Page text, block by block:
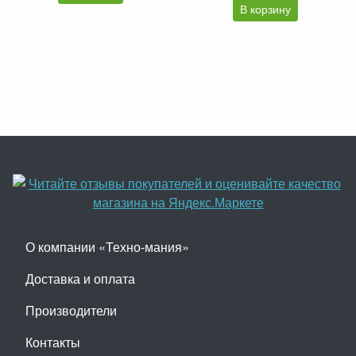
В корзину
О компании «Техно-мания»
Доставка и оплата
Производители
Контакты